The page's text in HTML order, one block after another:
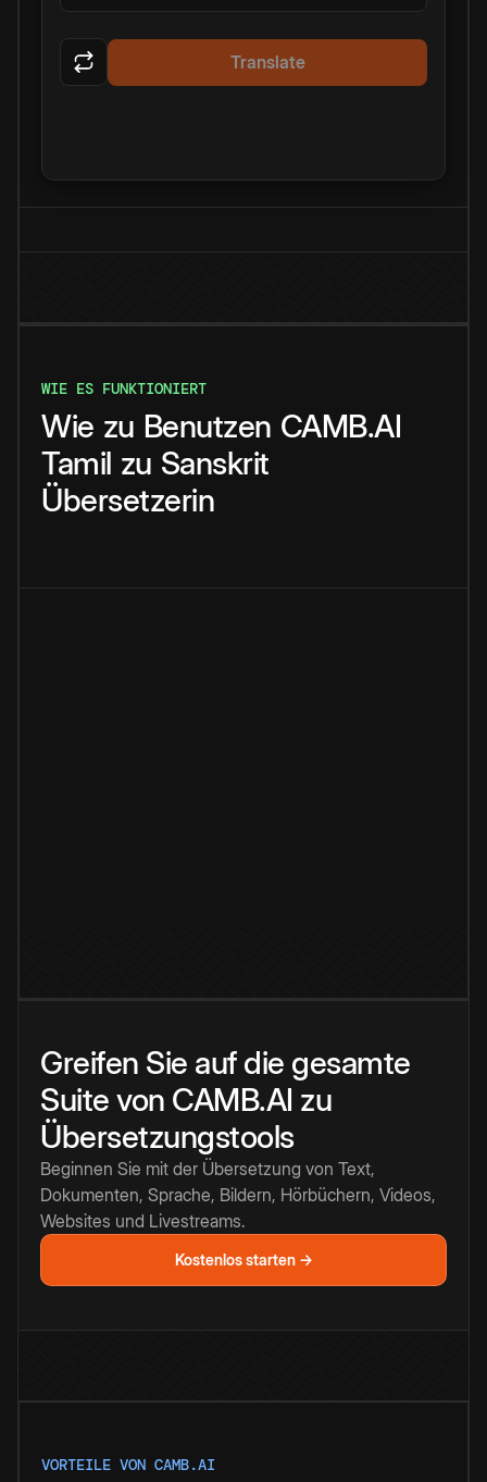
Translate
WIE ES FUNKTIONIERT
Wie zu Benutzen CAMB.AI
Tamil zu Sanskrit
Übersetzerin
Greifen Sie auf die gesamte
Suite von CAMB.AI zu
Übersetzungstools
Beginnen Sie mit der Übersetzung von Text,
Dokumenten, Sprache, Bildern, Hörbüchern, Videos,
Websites und Livestreams.
Kostenlos starten →
VORTEILE VON CAMB.AI